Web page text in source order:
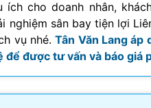
cho doanh nhân,
sân bay tiện lợi
vụ nhé.Tân Văn Lang áp
để được tư vấn và báo giá